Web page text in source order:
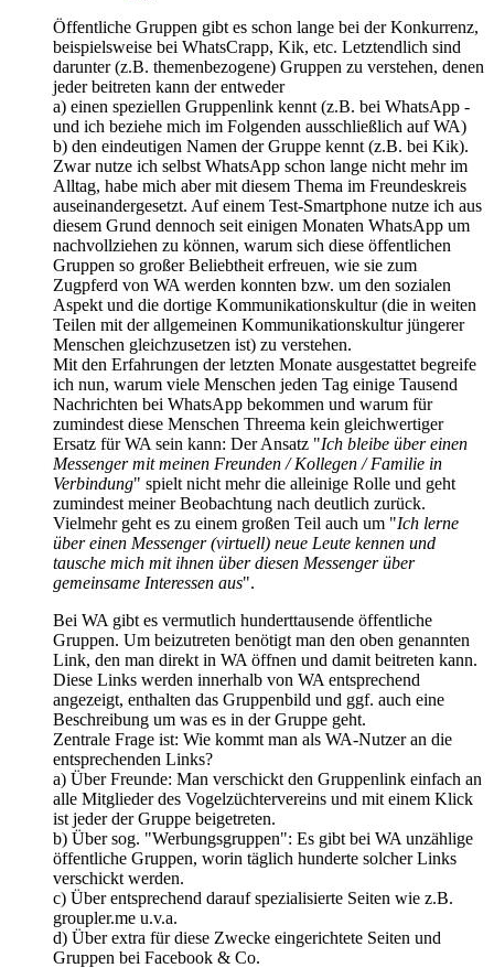
Öffentliche Gruppen gibt es schon lange bei der Konkurrenz,
beispielsweise bei WhatsCrapp, Kik, etc. Letztendlich sind
darunter (z.B. themenbezogene) Gruppen zu verstehen, denen
jeder beitreten kann der entweder
a) einen speziellen Gruppenlink kennt (z.B. bei WhatsApp -
und ich beziehe mich im Folgenden ausschließlich auf WA)
b) den eindeutigen Namen der Gruppe kennt (z.B. bei Kik).
Zwar nutze ich selbst WhatsApp schon lange nicht mehr im
Alltag, habe mich aber mit diesem Thema im Freundeskreis
auseinandergesetzt. Auf einem Test-Smartphone nutze ich aus
diesem Grund dennoch seit einigen Monaten WhatsApp um
nachvollziehen zu können, warum sich diese öffentlichen
Gruppen so großer Beliebtheit erfreuen, wie sie zum
Zugpferd von WA werden konnten bzw. um den sozialen
Aspekt und die dortige Kommunikationskultur (die in weiten
Teilen mit der allgemeinen Kommunikationskultur jüngerer
Menschen gleichzusetzen ist) zu verstehen.
Mit den Erfahrungen der letzten Monate ausgestattet begreife
ich nun, warum viele Menschen jeden Tag einige Tausend
Nachrichten bei WhatsApp bekommen und warum für
zumindest diese Menschen Threema kein gleichwertiger
Ersatz für WA sein kann: Der Ansatz "Ich bleibe über einen
Messenger mit meinen Freunden / Kollegen / Familie in
Verbindung" spielt nicht mehr die alleinige Rolle und geht
zumindest meiner Beobachtung nach deutlich zurück.
Vielmehr geht es zu einem großen Teil auch um "Ich lerne
über einen Messenger (virtuell) neue Leute kennen und
tausche mich mit ihnen über diesen Messenger über
gemeinsame Interessen aus".
Bei WA gibt es vermutlich hunderttausende öffentliche
Gruppen. Um beizutreten benötigt man den oben genannten
Link, den man direkt in WA öffnen und damit beitreten kann.
Diese Links werden innerhalb von WA entsprechend
angezeigt, enthalten das Gruppenbild und ggf. auch eine
Beschreibung um was es in der Gruppe geht.
Zentrale Frage ist: Wie kommt man als WA-Nutzer an die
entsprechenden Links?
a) Über Freunde: Man verschickt den Gruppenlink einfach an
alle Mitglieder des Vogelzüchtervereins und mit einem Klick
ist jeder der Gruppe beigetreten.
b) Über sog. "Werbungsgruppen": Es gibt bei WA unzählige
öffentliche Gruppen, worin täglich hunderte solcher Links
verschickt werden.
c) Über entsprechend darauf spezialisierte Seiten wie z.B.
groupler.me u.v.a.
d) Über extra für diese Zwecke eingerichtete Seiten und
Gruppen bei Facebook & Co.